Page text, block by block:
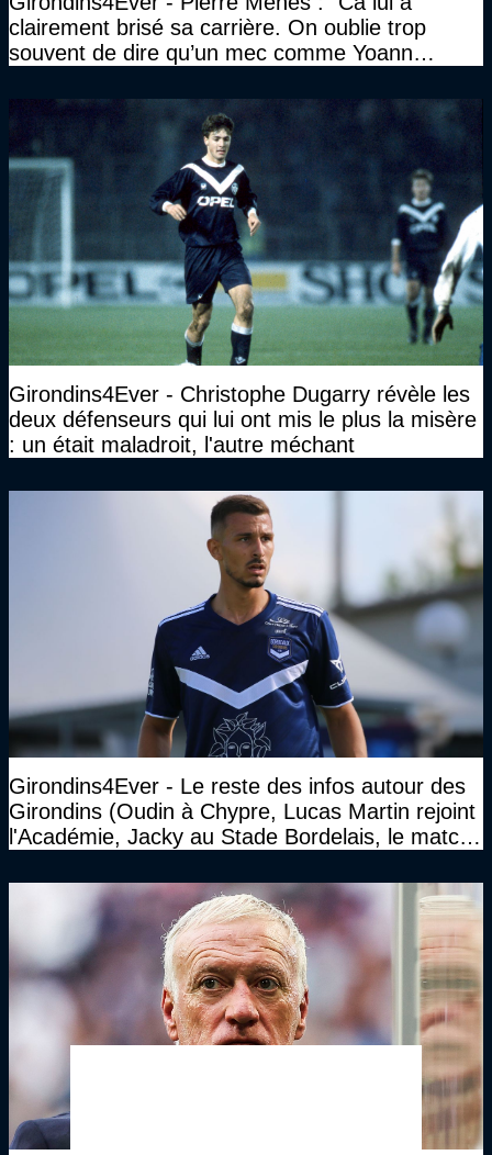
clairement brisé sa carrière. On oublie trop
souvent de dire qu’un mec comme Yoann
Girondins4Ever - Christophe Dugarry révèle les
deux défenseurs qui lui ont mis le plus la misère
: un était maladroit, l'autre méchant
Girondins4Ever - Le reste des infos autour des
Girondins (Oudin à Chypre, Lucas Martin rejoint
l'Académie, Jacky au Stade Bordelais, le match